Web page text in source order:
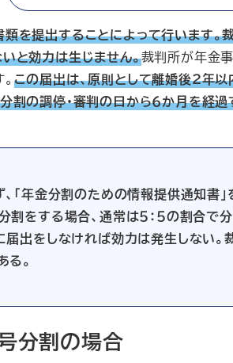
を提出することによって行います
と効力は生じません。裁判所が年金
この届出は、原則として離婚後２年
割の調停・審判の日から６か月を経
「年金分割のための情報提供通知書
をする場合、通常は５：５の割合で
届出をしなければ効力は発生しない
。
号分割の場合